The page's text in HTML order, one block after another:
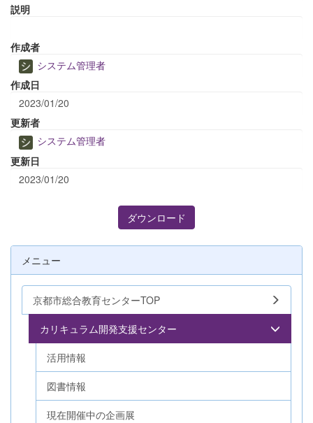
説明
作成者
システム管理者
作成日
2023/01/20
更新者
システム管理者
更新日
2023/01/20
ダウンロード
メニュー
京都市総合教育センターTOP
カリキュラム開発支援センター
活用情報
図書情報
現在開催中の企画展